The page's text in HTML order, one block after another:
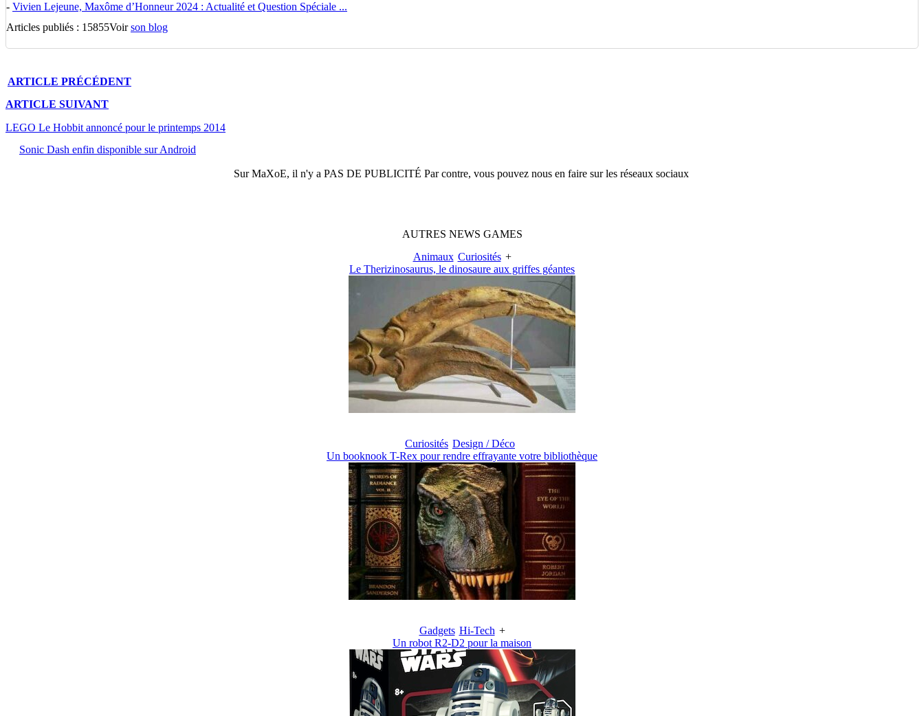
- Vivien Lejeune, Maxôme d’Honneur 2024 : Actualité et Question Spéciale ...
Articles publiés : 15855Voirson blog
ARTICLE PRÉCÉDENT
ARTICLE SUIVANT
LEGO Le Hobbit annoncé pour le printemps 2014
Sonic Dash enfin disponible sur Android
SurMaXoE, il n'y a PAS DE PUBLICITÉ Par contre, vous pouvez nous en faire sur les réseaux sociaux
AUTRES NEWS GAMES
Animaux Curiosités +
Le Therizinosaurus, le dinosaure aux griffes géantes
Curiosités Design / Déco
Un booknook T-Rex pour rendre effrayante votre bibliothèque
Gadgets Hi-Tech +
Un robot R2-D2 pour la maison